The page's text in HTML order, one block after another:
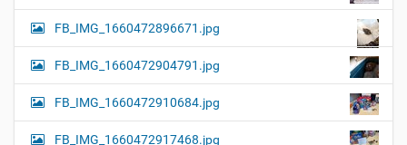
FB_IMG_1660472896671.jpg
FB_IMG_1660472904791.jpg
FB_IMG_1660472910684.jpg
FB_IMG_1660472917468.jpg